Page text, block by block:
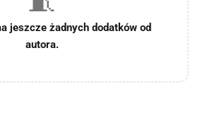
jeszcze żadnych dodatków od
autora.